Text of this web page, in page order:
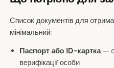
Список документів для
мінімальний:
Паспорт або ID-картка—
верифікації особи